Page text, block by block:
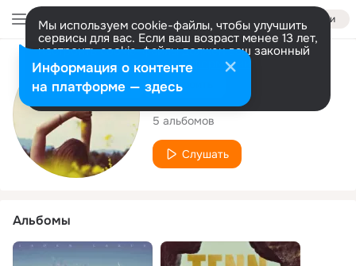
Войти
Мы используем cookie-файлы, чтобы улучшить
сервисы для вас. Если ваш возраст менее 13 лет,
настроить cookie-файлы должен ваш законный
представитель. Больше информации
Разрешить все Настроить
Исполнитель
Jaden LaRue
5 альбомов
Слушать
Альбомы
Информация о контенте
на платформе — здесь